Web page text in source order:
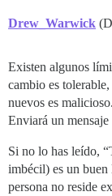
Drew_Warwick
Existen algunos
cambio es
nuevos es
Enviará un
Si no lo has leído,
imbécil) es un buen
persona no reside